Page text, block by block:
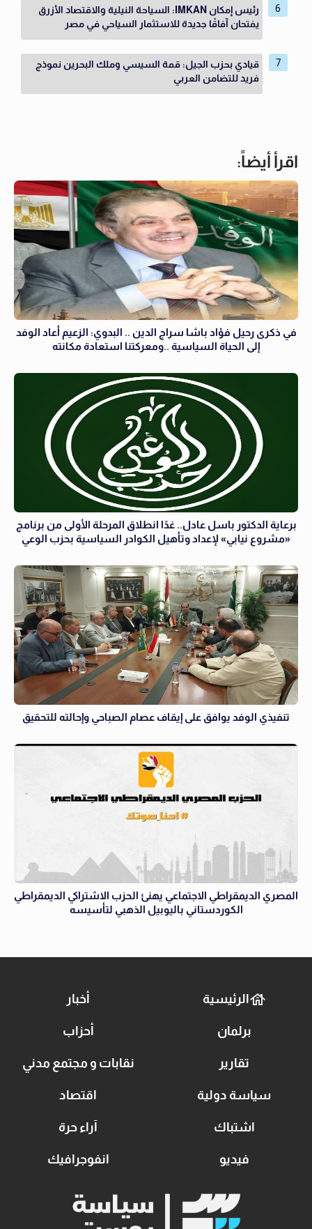
رئيس إمكان IMKAN: السياحة النيلية والاقتصاد الأزرق
يفتحان آفاقًا جديدة للاستثمار السياحي في مصر
قيادي بحزب الجيل: قمة السيسي وملك البحرين نموذج
فريد للتضامن العربي
اقرأ أيضاً:
في ذكرى رحيل فؤاد باشا سراج الدين .. البدوي: الزعيم أعاد الوفد
إلى الحياة السياسية ..ومعركتنا استعادة مكانته
برعاية الدكتور باسل عادل.. غدًا انطلاق المرحلة الأولى من برنامج
«مشروع نيابي» لإعداد وتأهيل الكوادر السياسية بحزب الوعي
تنفيذي الوفد يوافق على إيقاف عصام الصباحي وإحالته للتحقيق
المصري الديمقراطي الاجتماعي يهنئ الحزب الاشتراكي الديمقراطي
الكوردستاني باليوبيل الذهبي لتأسيسه
الرئيسية أخبار
برلمان أحزاب
تقارير نقابات و مجتمع مدني
سياسة دولية اقتصاد
اشتباك آراء حرة
فيديو انفوجرافيك